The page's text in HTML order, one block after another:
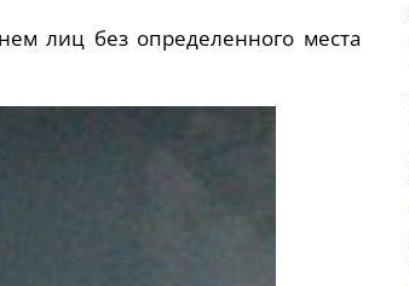
лиц без определенного места